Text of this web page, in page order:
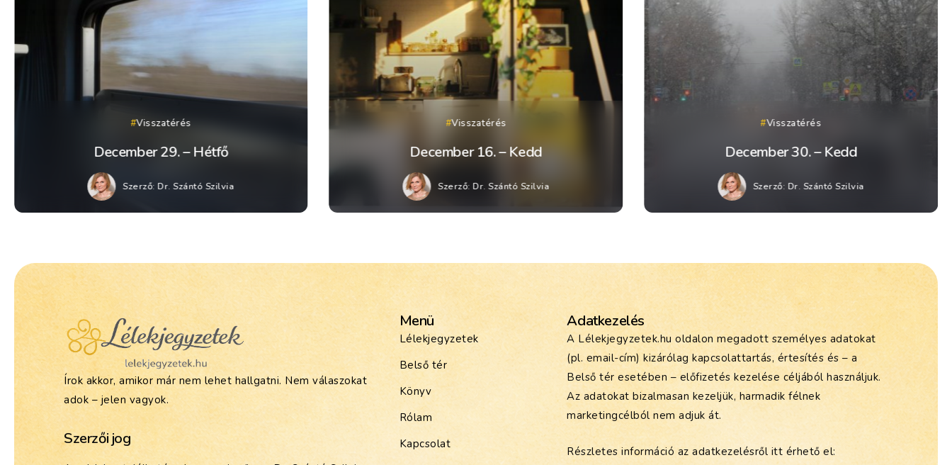
Visszatérés
December 29. – Hétfő
Szerző: Dr. Szántó Szilvia
Visszatérés
December 16. – Kedd
Szerző: Dr. Szántó Szilvia
Visszatérés
December 30. – Kedd
Szerző: Dr. Szántó Szilvia
Írok akkor, amikor már nem lehet hallgatni. Nem válaszokat
adok – jelen vagyok.
Szerzői jog
Menü
Lélekjegyzetek
Belső tér
Könyv
Rólam
Kapcsolat
Adatkezelés
A Lélekjegyzetek.hu oldalon megadott személyes adatokat
(pl. email-cím) kizárólag kapcsolattartás, értesítés és – a
Belső tér esetében – előfizetés kezelése céljából használjuk.
Az adatokat bizalmasan kezeljük, harmadik félnek
marketingcélból nem adjuk át.
Részletes információ az adatkezelésről itt érhető el: